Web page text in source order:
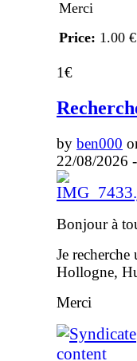
Merci
Price: 1.00 €
1€
by ben000
22/08/2026
Bonjour à
Je
Hollogne,
Merci